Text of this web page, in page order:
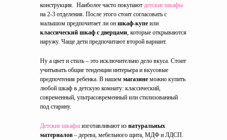
конструкция. Наиболее часто покупают детские шкафы
на 2-3 отделения. После этого стоит согласовать с
малышом предпочитает ли он шкаф-купе или
классический шкаф с дверцами, которые открываются
наружу. Чаще дети предпочитают второй вариант.
Ну а цвет и стиль – это исключительно дело вкуса. Стоит
учитывать общие тенденции интерьера и вкусовые
предпочтения ребенка. В нашем магазине можно купить
любой шкаф в детскую комнату: классический,
современный, ультрасовременный или стилизованный
под старину.
Детские шкафы изготавливают из натуральных
материалов – дерева, мебельного щита, МДФ и ЛДСП.